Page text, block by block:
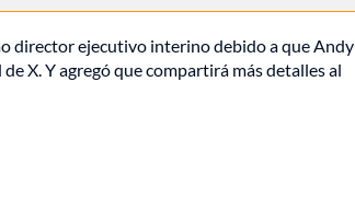
director ejecutivo interino debido a que Andy
X. Y agregó que compartirá más detalles al